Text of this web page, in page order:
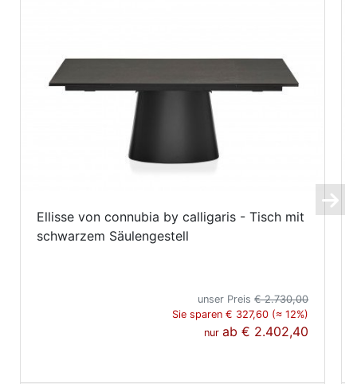
Ellisse von connubia by calligaris - Tisch mit
schwarzem Säulengestell
unser Preis€ 2.730,00
Sie sparen € 327,60 (≈ 12%)
nurab€ 2.402,40